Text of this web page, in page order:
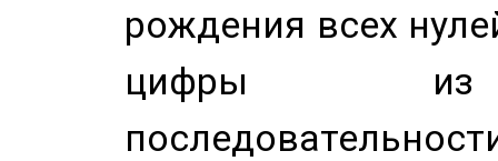
рождения всех
цифры из